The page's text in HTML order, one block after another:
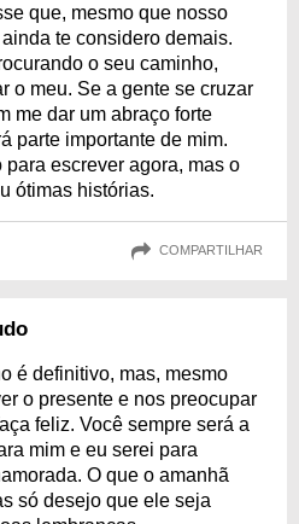
que, mesmo que nosso
te considero demais.
o seu caminho,
o meu. Se a gente se cruzar
me dar um abraço forte
parte importante de mim.
escrever agora, mas o
ótimas histórias.
COMPARTILHAR
é definitivo, mas, mesmo
o presente e nos preocupar
feliz. Você sempre será a
mim e eu serei para
O que o amanhã
só desejo que ele seja